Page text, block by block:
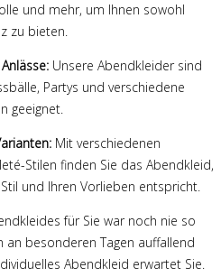
und mehr, um Ihnen sowohl
zu bieten.
Unsere Abendkleider sind
Partys und verschiedene
geeignet.
Mit verschiedenen
Stilen finden Sie das Abendkleid,
und Ihren Vorlieben entspricht.
für Sie war noch nie so
an besonderen Tagen auffallend
Abendkleid erwartet Sie.